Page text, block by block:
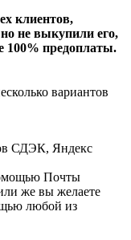
клиентов,
не выкупили его,
100% предоплаты.
вариантов
СДЭК, Яндекс
Почты
же вы желаете
любой из